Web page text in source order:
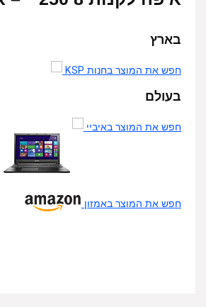
בארץ
חפש את המוצר בחנות KSP
בעולם
חפש את המוצר באיביי
חפש את המוצר באמזון